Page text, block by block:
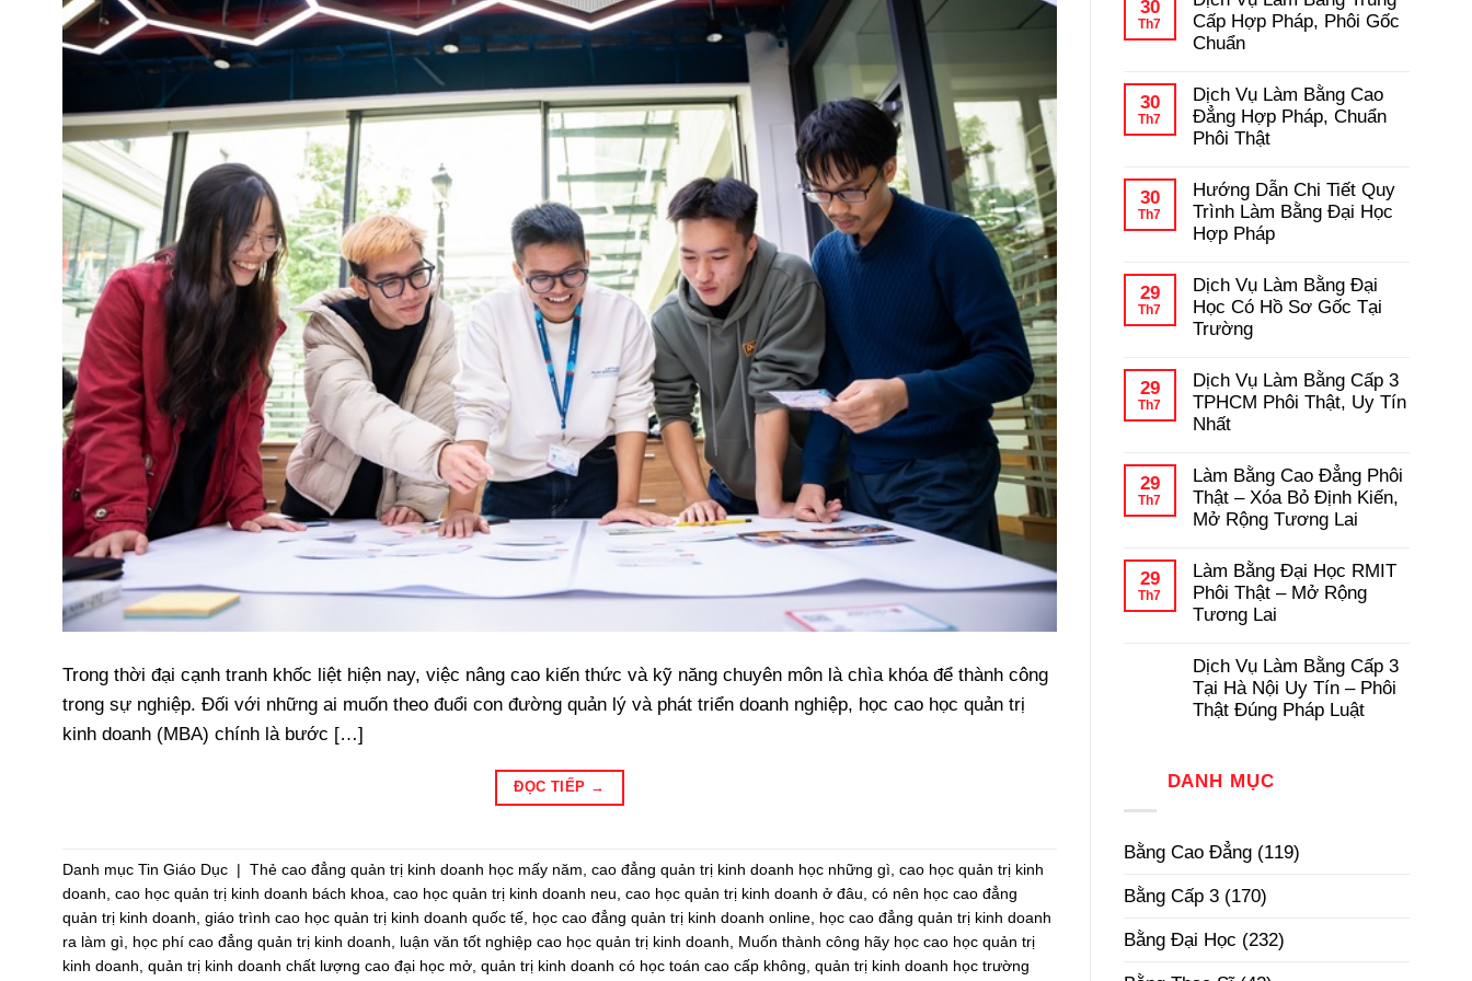
Trong thời đại cạnh tranh khốc liệt hiện nay, việc nâng cao kiến thức và kỹ năng chuyên môn là chìa khóa để thành công
trong sự nghiệp. Đối với những ai muốn theo đuổi con đường quản lý và phát triển doanh nghiệp, học cao học quản trị
kinh doanh (MBA) chính là bước […]
ĐỌC TIẾP →
Danh mục Tin Giáo Dục | Thẻ cao đẳng quản trị kinh doanh học mấy năm, cao đẳng quản trị kinh doanh học những gì, cao học quản trị kinh
doanh, cao học quản trị kinh doanh bách khoa, cao học quản trị kinh doanh neu, cao học quản trị kinh doanh ở đâu, có nên học cao đẳng
quản trị kinh doanh, giáo trình cao học quản trị kinh doanh quốc tế, học cao đẳng quản trị kinh doanh online, học cao đẳng quản trị kinh doanh
ra làm gì, học phí cao đẳng quản trị kinh doanh, luận văn tốt nghiệp cao học quản trị kinh doanh, Muốn thành công hãy học cao học quản trị
kinh doanh, quản trị kinh doanh chất lượng cao đại học mở, quản trị kinh doanh có học toán cao cấp không, quản trị kinh doanh học trường
Học
–
Kinh
Lừa
Đảo
luận
ở
Hướng
Tiết
Quy
Trình
Làm
3
Hợp
Pháp
30
Th7
Cấp Hợp Pháp, Phôi Gốc
Chuẩn
bình
luận
ở
Dịch
Bằng
Trung
Cấp
Hợp
Gốc
Chuẩn
30
Th7
Dịch Vụ Làm Bằng Cao
Đẳng Hợp Pháp, Chuẩn
Phôi Thật
bình
luận
ở
Dịch
Bằng
Cao
Đẳng
Hợp
Phôi
Thật
30
Th7
Hướng Dẫn Chi Tiết Quy
Trình Làm Bằng Đại Học
Hợp Pháp
bình
luận
ở
Hướng
Tiết
Quy
Trình
Làm
Học
Hợp
Pháp
29
Th7
Dịch Vụ Làm Bằng Đại
Học Có Hồ Sơ Gốc Tại
Trường
bình
luận
ở
Dịch
Bằng
Đại
Học
Có
Gốc
Tại
Trường
29
Th7
Dịch Vụ Làm Bằng Cấp 3
TPHCM Phôi Thật, Uy Tín
Nhất
bình
luận
ở
Dịch
Bằng
Cấp
3
TPHCM
Uy
Tín
Nhất
29
Th7
Làm Bằng Cao Đẳng Phôi
Thật – Xóa Bỏ Định Kiến,
Mở Rộng Tương Lai
bình
luận
ở
Làm
Đẳng
Phôi
Thật
Kiến,
Mở
29
Th7
Làm Bằng Đại Học RMIT
Phôi Thật – Mở Rộng
Tương Lai
bình
luận
ở
Làm
RMIT
Phôi
Rộng
Dịch Vụ Làm Bằng Cấp 3
Tại Hà Nội Uy Tín – Phôi
Thật Đúng Pháp Luật
luận
Bằng
3
Tại
Nội
Uy
–
DANH MỤC
Bằng Cao Đẳng(119)
Bằng Cấp 3(170)
Bằng Đại Học (232)